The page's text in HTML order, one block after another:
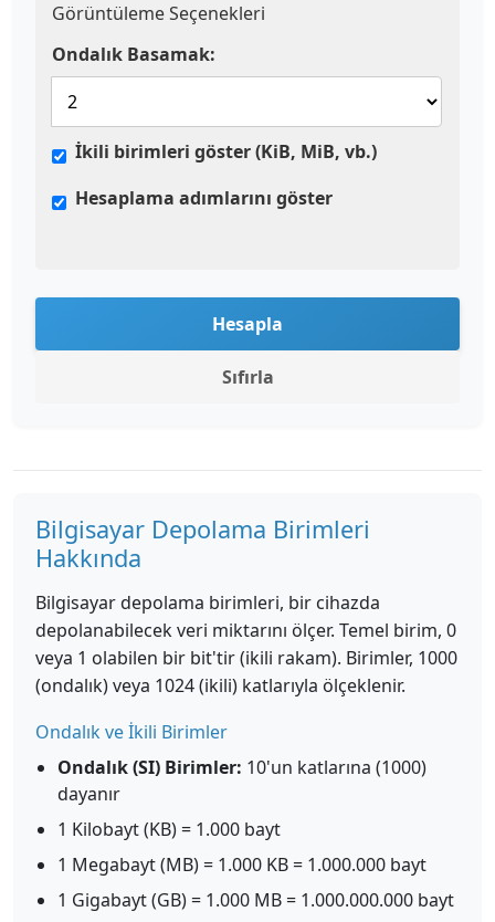
Görüntüleme Seçenekleri
Ondalık Basamak:
İkili birimleri göster (KiB, MiB, vb.)
Hesaplama adımlarını göster
Hesapla
Sıfırla
Bilgisayar Depolama Birimleri
Hakkında
Bilgisayar depolama birimleri, bir cihazda
depolanabilecek veri miktarını ölçer. Temel birim, 0
veya 1 olabilen bir bit'tir (ikili rakam). Birimler, 1000
(ondalık) veya 1024 (ikili) katlarıyla ölçeklenir.
Ondalık ve İkili Birimler
Ondalık (SI) Birimler: 10'un katlarına (1000)
dayanır
1 Kilobayt (KB) = 1.000 bayt
1 Megabayt (MB) = 1.000 KB = 1.000.000 bayt
1 Gigabayt (GB) = 1.000 MB = 1.000.000.000 bayt